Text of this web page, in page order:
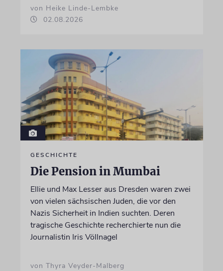
von Heike Linde-Lembke
02.08.2026
GESCHICHTE
Die Pension in Mumbai
Ellie und Max Lesser aus Dresden waren zwei
von vielen sächsischen Juden, die vor den
Nazis Sicherheit in Indien suchten. Deren
tragische Geschichte recherchierte nun die
Journalistin Iris Völlnagel
von Thyra Veyder-Malberg